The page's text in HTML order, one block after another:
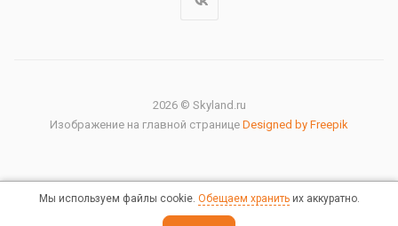
2026 © Skyland.ru
Изображение на главной странице Designed by Freepik
Правовая информация
Мы используем файлы cookie. Обещаем хранитьих аккуратно.